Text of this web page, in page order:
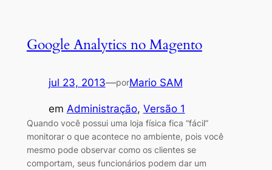
Google Analytics no Magento
jul 23, 2013—porMario SAM
em Administração, Versão 1
Quando você possui uma loja física fica “fácil”
monitorar o que acontece no ambiente, pois você
mesmo pode observar como os clientes se
comportam, seus funcionários podem dar um